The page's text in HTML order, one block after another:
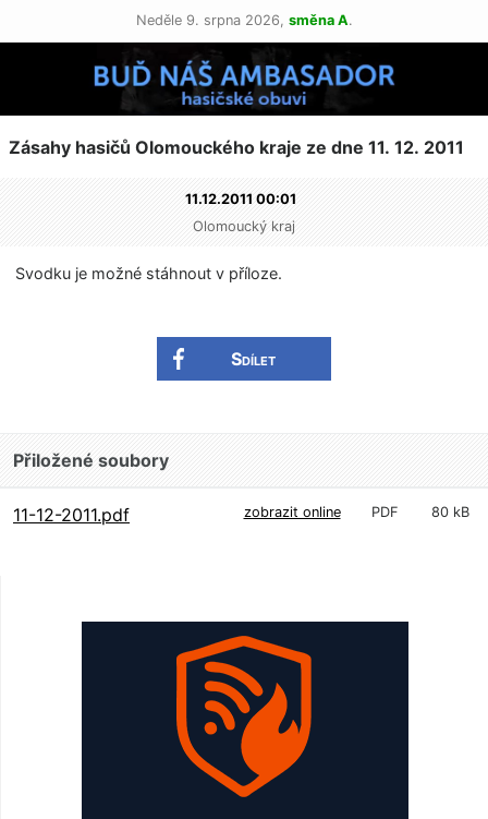
Neděle 9. srpna 2026, směna A.
Zásahy hasičů Olomouckého kraje ze dne 11. 12. 2011
11.12.2011 00:01
Olomoucký kraj
Svodku je možné stáhnout v příloze.
Sdílet
Přiložené soubory
11-12-2011.pdf zobrazit online PDF 80 kB